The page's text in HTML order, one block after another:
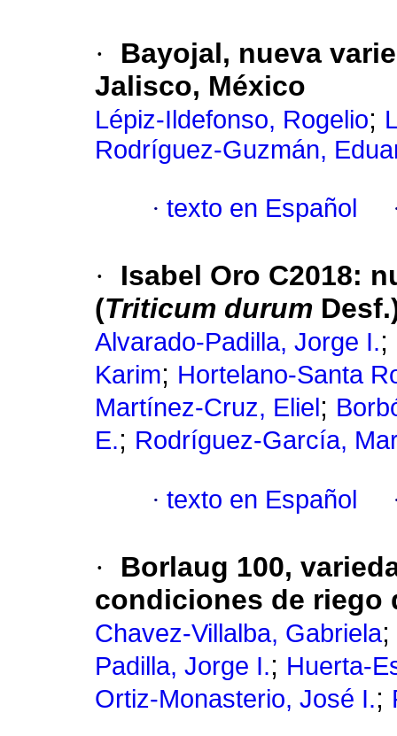
·
Bayojal, nueva
Jalisco, México
Lépiz-Ildefonso, Rogelio;
Rodríguez-Guzmán,
· texto en Español
·
Isabel Oro C2018:
(Triticum durum
Alvarado-Padilla, Jorge I.;
Karim; Hortelano-Santa
Martínez-Cruz, Eliel ;
E.; Rodríguez-García,
· texto en Español
·
Borlaug 100,
condiciones de riego
Chavez-Villalba, Gabriela;
Padilla, Jorge I.; Huerta-
Ortiz-Monasterio, José I.;